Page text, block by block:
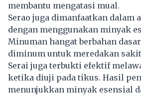
membantu mengatasi mual.
Serao juga dimanfaatkan dalam
dengan menggunakan minyak
Minuman hangat berbahan
diminum untuk meredakan
Serai juga terbukti efektif
ketika diuji pada tikus. Hasil
menunjukkan minyak esensial